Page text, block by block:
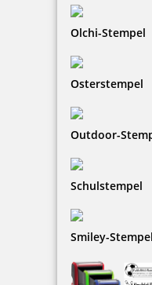
Olchi-Stempel
Osterstempel
Outdoor-
Schulstempel
Smiley-Stempel
Modico P4
Jetzt gestalten